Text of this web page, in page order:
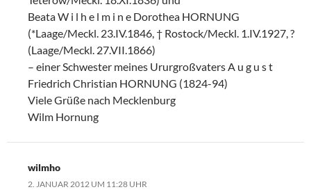
Beata W i l h e l m i n e Dorothea HORNUNG
(*Laage/Meckl. 23.IV.1846, † Rostock/Meckl. 1.IV.1927, ?
(Laage/Meckl. 27.VII.1866)
– einer Schwester meines Ururgroßvaters A u g u s t
Friedrich Christian HORNUNG (1824-94)
Viele Grüße nach Mecklenburg
Wilm Hornung
wilmho
2. JANUAR 2012 UM 11:28 UHR